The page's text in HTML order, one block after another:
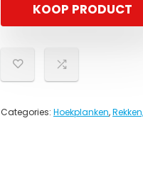
KOOP PRODUCT
Categories: Hoekplanken,